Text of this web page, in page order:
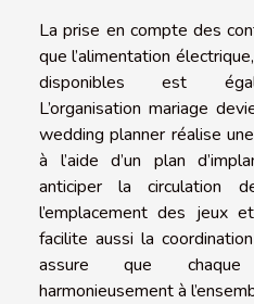
La prise en compte des
que l’alimentation
disponibles est
L’organisation mariage
wedding planner réalise
à l’aide d’un plan
anticiper la circulation
l’emplacement des jeux
facilite aussi la
assure que chaque
harmonieusement à